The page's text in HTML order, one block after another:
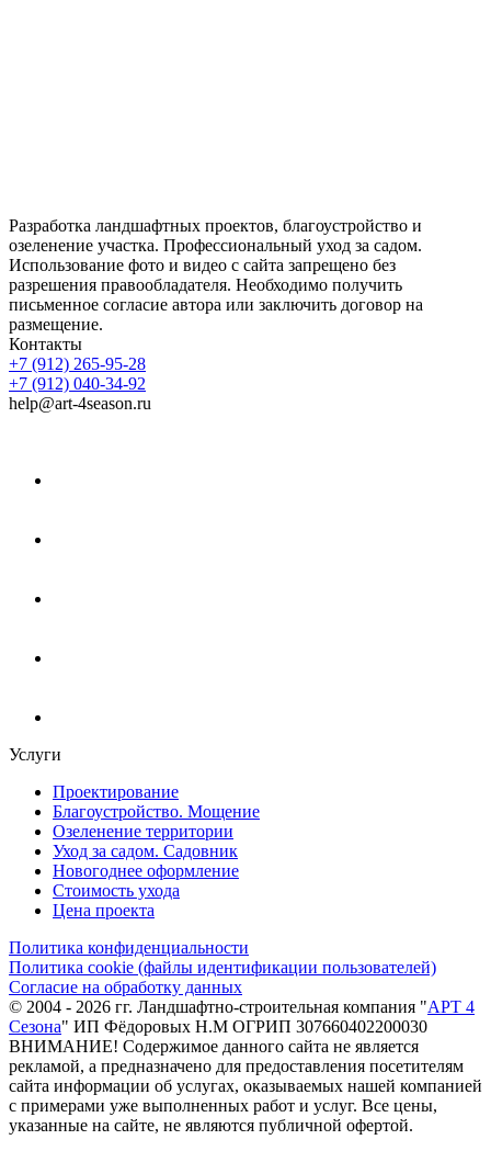
Разработка ландшафтных проектов, благоустройство и
озеленение участка. Профессиональный уход за садом.
Использование фото и видео с сайта запрещено без
разрешения правообладателя. Необходимо получить
письменное согласие автора или заключить договор на
размещение.
Контакты
+7 (912) 265-95-28
+7 (912) 040-34-92
help@art-4season.ru
Услуги
Проектирование
Благоустройство. Мощение
Озеленение территории
Уход за садом. Садовник
Новогоднее оформление
Стоимость ухода
Цена проекта
Политика конфиденциальности
Политика cookie (файлы идентификации пользователей)
Согласие на обработку данных
© 2004 - 2026 гг. Ландшафтно-строительная компания "АРТ 4
Сезона" ИП Фёдоровых Н.М ОГРИП 307660402200030
ВНИМАНИЕ! Содержимое данного сайта не является
рекламой, а предназначено для предоставления посетителям
сайта информации об услугах, оказываемых нашей компанией
с примерами уже выполненных работ и услуг. Все цены,
указанные на сайте, не являются публичной офертой.